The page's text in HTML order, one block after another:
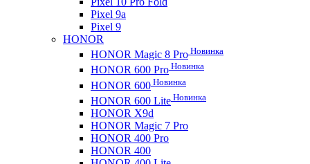
Pixel 9a
Pixel 9
HONOR
HONOR Magic 8 Pro Новинка
HONOR 600 Pro Новинка
HONOR 600 Новинка
HONOR 600 Lite Новинка
HONOR X9d
HONOR Magic 7 Pro
HONOR 400 Pro
HONOR 400